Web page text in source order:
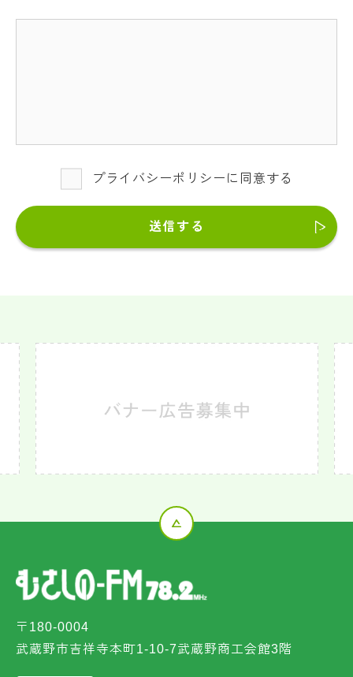
プライバシーポリシーに同意する
〒180-0004
武蔵野市吉祥寺本町1-10-7武蔵野商工会館3階